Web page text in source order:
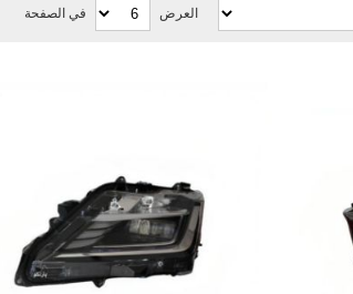
العرض في الصفحة